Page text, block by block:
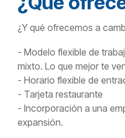
¿Y qué ofrecemos a
- Modelo flexible de
mixto. Lo que mejor te
- Horario flexible de
- Tarjeta restaurante
- Incorporación a una
expansión.